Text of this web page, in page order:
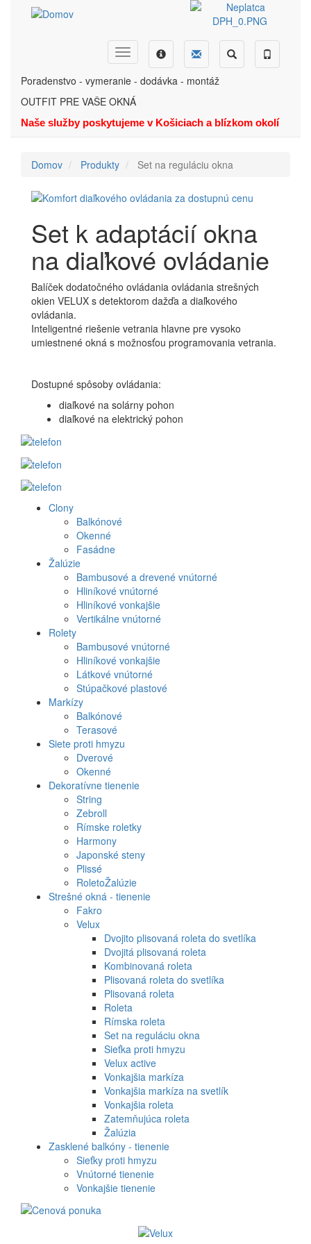
Telefón
Hľadať
Dopyt
Menu
Ponuka
Poradenstvo - vymeranie - dodávka - montáž
OUTFIT PRE VAŠE OKNÁ
Naše služby poskytujeme v Košiciach a blízkom okolí
Domov Produkty Set na reguláciu okna
Set k adaptácií okna
na diaľkové ovládanie
Balíček dodatočného ovládania ovládania strešných
okien VELUX s detektorom dažďa a diaľkového
ovládania.
Inteligentné riešenie vetrania hlavne pre vysoko
umiestnené okná s možnosťou programovania vetrania.
Dostupné spôsoby ovládania:
diaľkové na solárny pohon
diaľkové na elektrický pohon
Produkt
menu
Clony
Balkónové
Okenné
Fasádne
Žalúzie
Bambusové a drevené vnútorné
Hliníkové vnútorné
Hliníkové vonkajšie
Vertikálne vnútorné
Rolety
Bambusové vnútorné
Hliníkové vonkajšie
Látkové vnútorné
Stúpačkové plastové
Markízy
Balkónové
Terasové
Siete proti hmyzu
Dverové
Okenné
Dekoratívne tienenie
String
Zebroll
Rímske roletky
Harmony
Japonské steny
Plissé
RoletoŽalúzie
Strešné okná - tienenie
Fakro
Velux
Dvojito plisovaná roleta do svetlíka
Dvojitá plisovaná roleta
Kombinovaná roleta
Plisovaná roleta do svetlíka
Plisovaná roleta
Roleta
Rímska roleta
Set na reguláciu okna
Sieťka proti hmyzu
Velux active
Vonkajšia markíza
Vonkajšia markíza na svetlík
Vonkajšia roleta
Zatemňujúca roleta
Žalúzia
Zasklené balkóny - tienenie
Sieťky proti hmyzu
Vnútorné tienenie
Vonkajšie tienenie